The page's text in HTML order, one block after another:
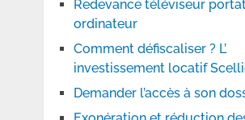
Redevance téléviseur
ordinateur
Comment défiscaliser ? L’
investissement locatif
Demander l’accès à son